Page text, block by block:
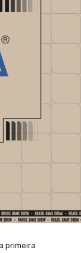
primeira